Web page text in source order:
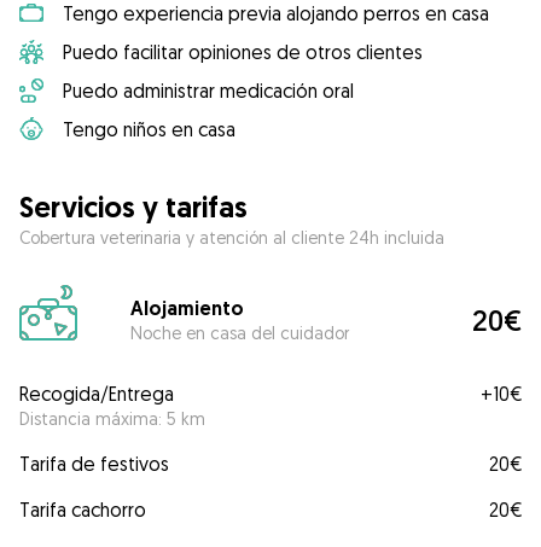
Tengo experiencia previa alojando perros en casa
Puedo facilitar opiniones de otros clientes
Puedo administrar medicación oral
Tengo niños en casa
Servicios y tarifas
Cobertura veterinaria y atención al cliente 24h incluida
Alojamiento
Noche en casa del cuidador 20€
Recogida/Entrega
Distancia máxima: 5 km
+10€
Tarifa de festivos
20€
Tarifa cachorro
20€